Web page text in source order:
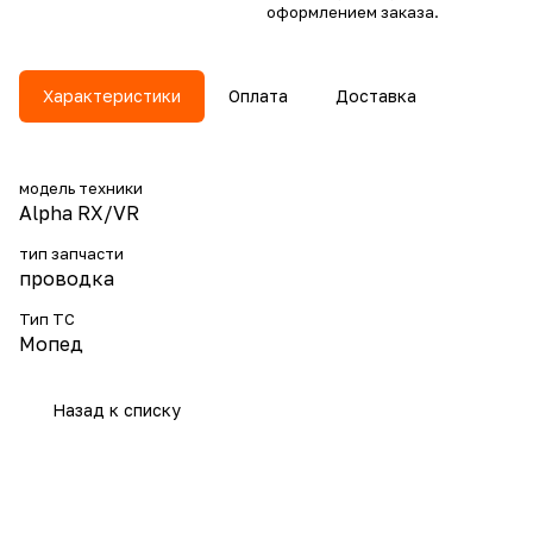
оформлением заказа.
Характеристики Оплата Доставка
модель техники
Alpha RX/VR
тип запчасти
проводка
Тип ТС
Мопед
Назад к списку